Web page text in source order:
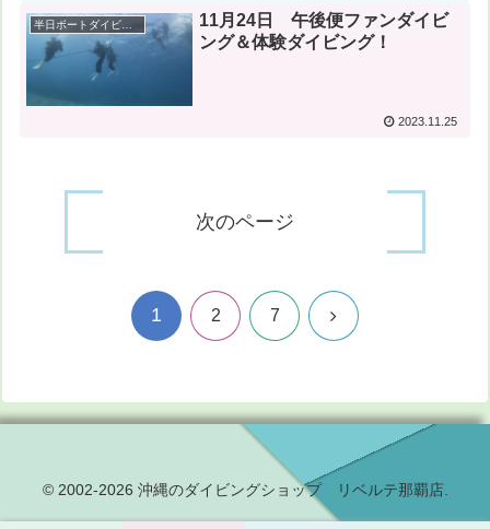
半日ボートダイビング
11月24日 午後便ファンダイビ
ング＆体験ダイビング！
2023.11.25
次のページ
1 2 7 次
© 2002-2026 沖縄のダイビングショップ リベルテ那覇店.